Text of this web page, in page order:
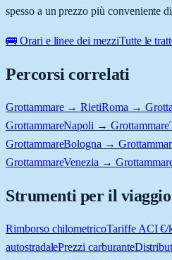
spesso a un prezzo più conveniente
🚌 Orari e linee dei mezziTutte le
Percorsi correlati
Grottammare → RietiRoma →
GrottammareNapoli → Grottammare
GrottammareBologna →
GrottammareVenezia →
Strumenti per il viaggio
Rimborso chilometricoTariffe ACI €/
autostradalePrezzi carburante